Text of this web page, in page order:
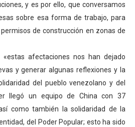
y es por ello, que conversamos
sobre esa forma de trabajo, para
de construcción en zonas de
afectaciones nos han dejado
y generar algunas reflexiones y la
del pueblo venezolano y del
llegó un equipo de China con 37
como también la solidaridad de la
del Poder Popular; esto ha sido